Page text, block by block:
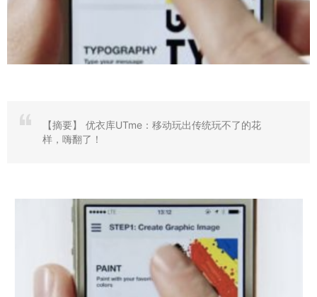
【摘要】
优衣库UTme：移动玩出传统玩不了的花
样，嗨翻了！